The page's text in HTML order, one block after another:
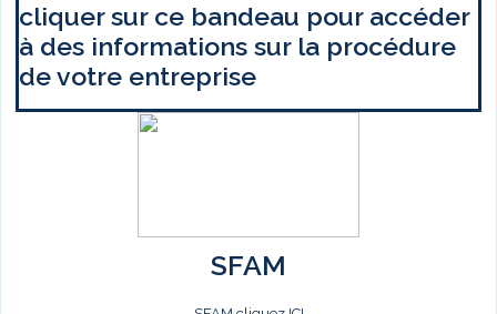
cliquer sur ce bandeau pour accéder
à des informations sur la procédure
de votre entreprise
SFAM